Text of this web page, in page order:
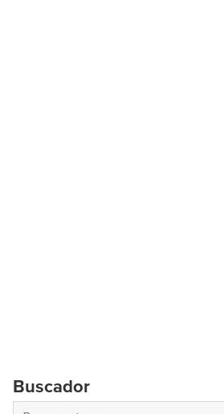
Buscador